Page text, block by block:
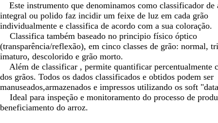
Este instrumento que denominamos como classificador de
integral ou polido faz incidir um feixe de luz em cada grão
individualmente e classifica de acordo com a sua coloração.
Classifica também baseado no principio físico óptico
(transparência/reflexão), em cinco classes de grão: normal,
imaturo, descolorido e grão morto.
Além de classificar , permite quantificar percentualmente
dos grãos. Todos os dados classificados e obtidos podem ser
manuseados,armazenados e impressos utilizando os soft
Ideal para inspeção e monitoramento do processo de
beneficiamento do arroz.